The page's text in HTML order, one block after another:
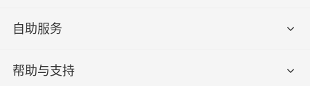
自助服务
帮助与支持